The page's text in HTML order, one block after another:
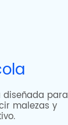
para
malezas y